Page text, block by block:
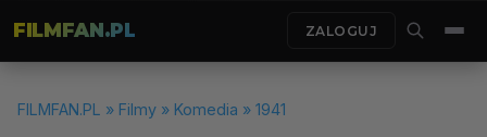
FILMFAN.PL ZALOGUJ
FILMFAN.PL » Filmy » Komedia » 1941